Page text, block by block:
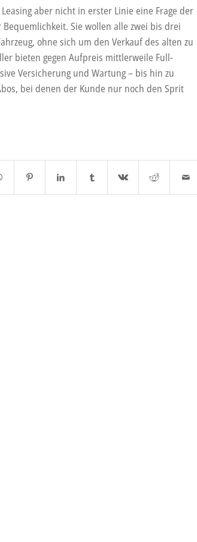
aber nicht in erster Linie eine Frage der
Bequemlichkeit. Sie wollen alle zwei bis drei
ohne sich um den Verkauf des alten zu
bieten gegen Aufpreis mittlerweile Full-
Versicherung und Wartung – bis hin zu
bei denen der Kunde nur noch den Sprit